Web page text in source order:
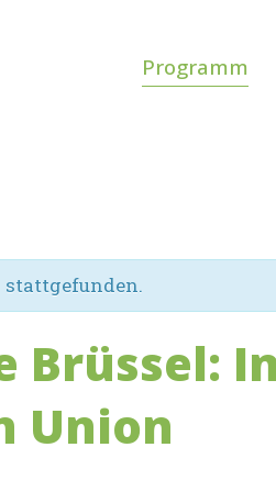
Programm
stattgefunden.
Brüssel:
Union